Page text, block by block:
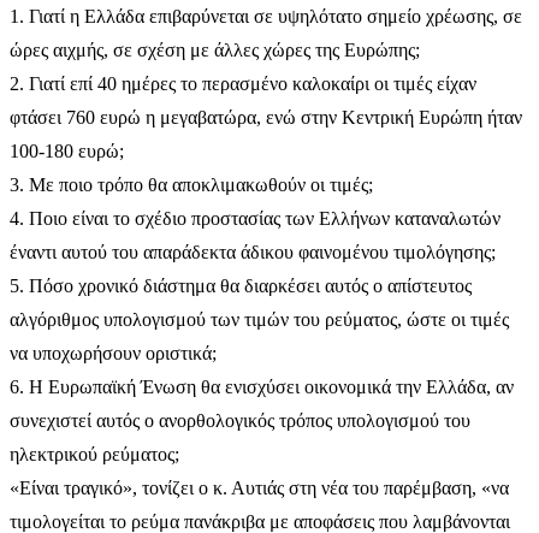
1. Γιατί η Ελλάδα επιβαρύνεται σε υψηλότατο σημείο χρέωσης, σε
ώρες αιχμής, σε σχέση με άλλες χώρες της Ευρώπης;
2. Γιατί επί 40 ημέρες το περασμένο καλοκαίρι οι τιμές είχαν
φτάσει 760 ευρώ η μεγαβατώρα, ενώ στην Κεντρική Ευρώπη ήταν
100-180 ευρώ;
3. Με ποιο τρόπο θα αποκλιμακωθούν οι τιμές;
4. Ποιο είναι το σχέδιο προστασίας των Ελλήνων καταναλωτών
έναντι αυτού του απαράδεκτα άδικου φαινομένου τιμολόγησης;
5. Πόσο χρονικό διάστημα θα διαρκέσει αυτός ο απίστευτος
αλγόριθμος υπολογισμού των τιμών του ρεύματος, ώστε οι τιμές
να υποχωρήσουν οριστικά;
6. Η Ευρωπαϊκή Ένωση θα ενισχύσει οικονομικά την Ελλάδα, αν
συνεχιστεί αυτός ο ανορθολογικός τρόπος υπολογισμού του
ηλεκτρικού ρεύματος;
«Είναι τραγικό», τονίζει ο κ. Αυτιάς στη νέα του παρέμβαση, «να
τιμολογείται το ρεύμα πανάκριβα με αποφάσεις που λαμβάνονται